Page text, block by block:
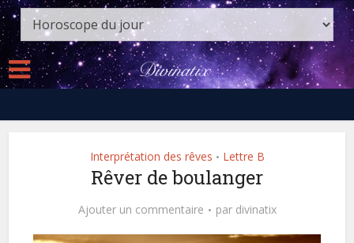
Interprétation des rêves • Lettre B
Rêver de boulanger
Ajouter un commentaire par divinatix